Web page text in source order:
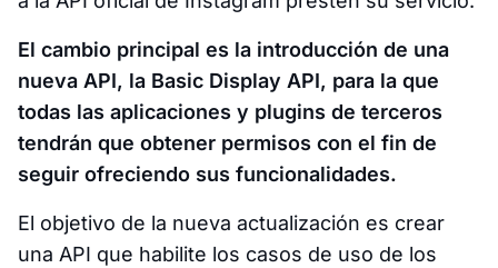
El cambio principal es la introducción de una
nueva API, la Basic Display API, para la que
todas las aplicaciones y plugins de terceros
tendrán que obtener permisos con el fin de
seguir ofreciendo sus funcionalidades.
El objetivo de la nueva actualización es crear
una API que habilite los casos de uso de los